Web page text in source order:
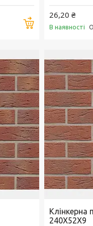
Купити
26,20 ₴
В наявності
Клінкерна
240X52X9